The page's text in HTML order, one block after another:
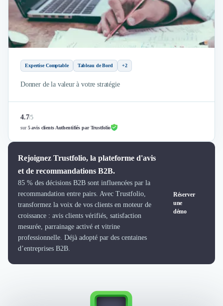
Publicité
Communication
Influence Marketing
Veille commerciale
Photographie
Études Marketing
Email Marketing
Data Marketing
Logiciel Marketing
Logiciel Commercial
Assurance
Expertise Comptable
Subventions & Aides
Levée de fonds
Droit des Affaires
Externalisation Administrative
Direction Financière Externalisée (DAF)
Transactions Services
Restructuring
Propriété Intellectuelle (IP/IT)
Expertise Comptable Tableau de Bord +2
Donner de la valeur à votre stratégie
4.7/5
sur5 avis clients Authentifiés par Trustfolio
Rejoignez Trustfolio, la plateforme d'avis
et de recommandations B2B.
85 % des décisions B2B sont influencées par la
recommandation entre pairs. Avec Trustfolio,
transformez la voix de vos clients en moteur de
croissance : avis clients vérifiés, satisfaction
mesurée, parrainage activé et vitrine
professionnelle. Déjà adopté par des centaines
d’entreprises B2B.
Réserver
une
démo